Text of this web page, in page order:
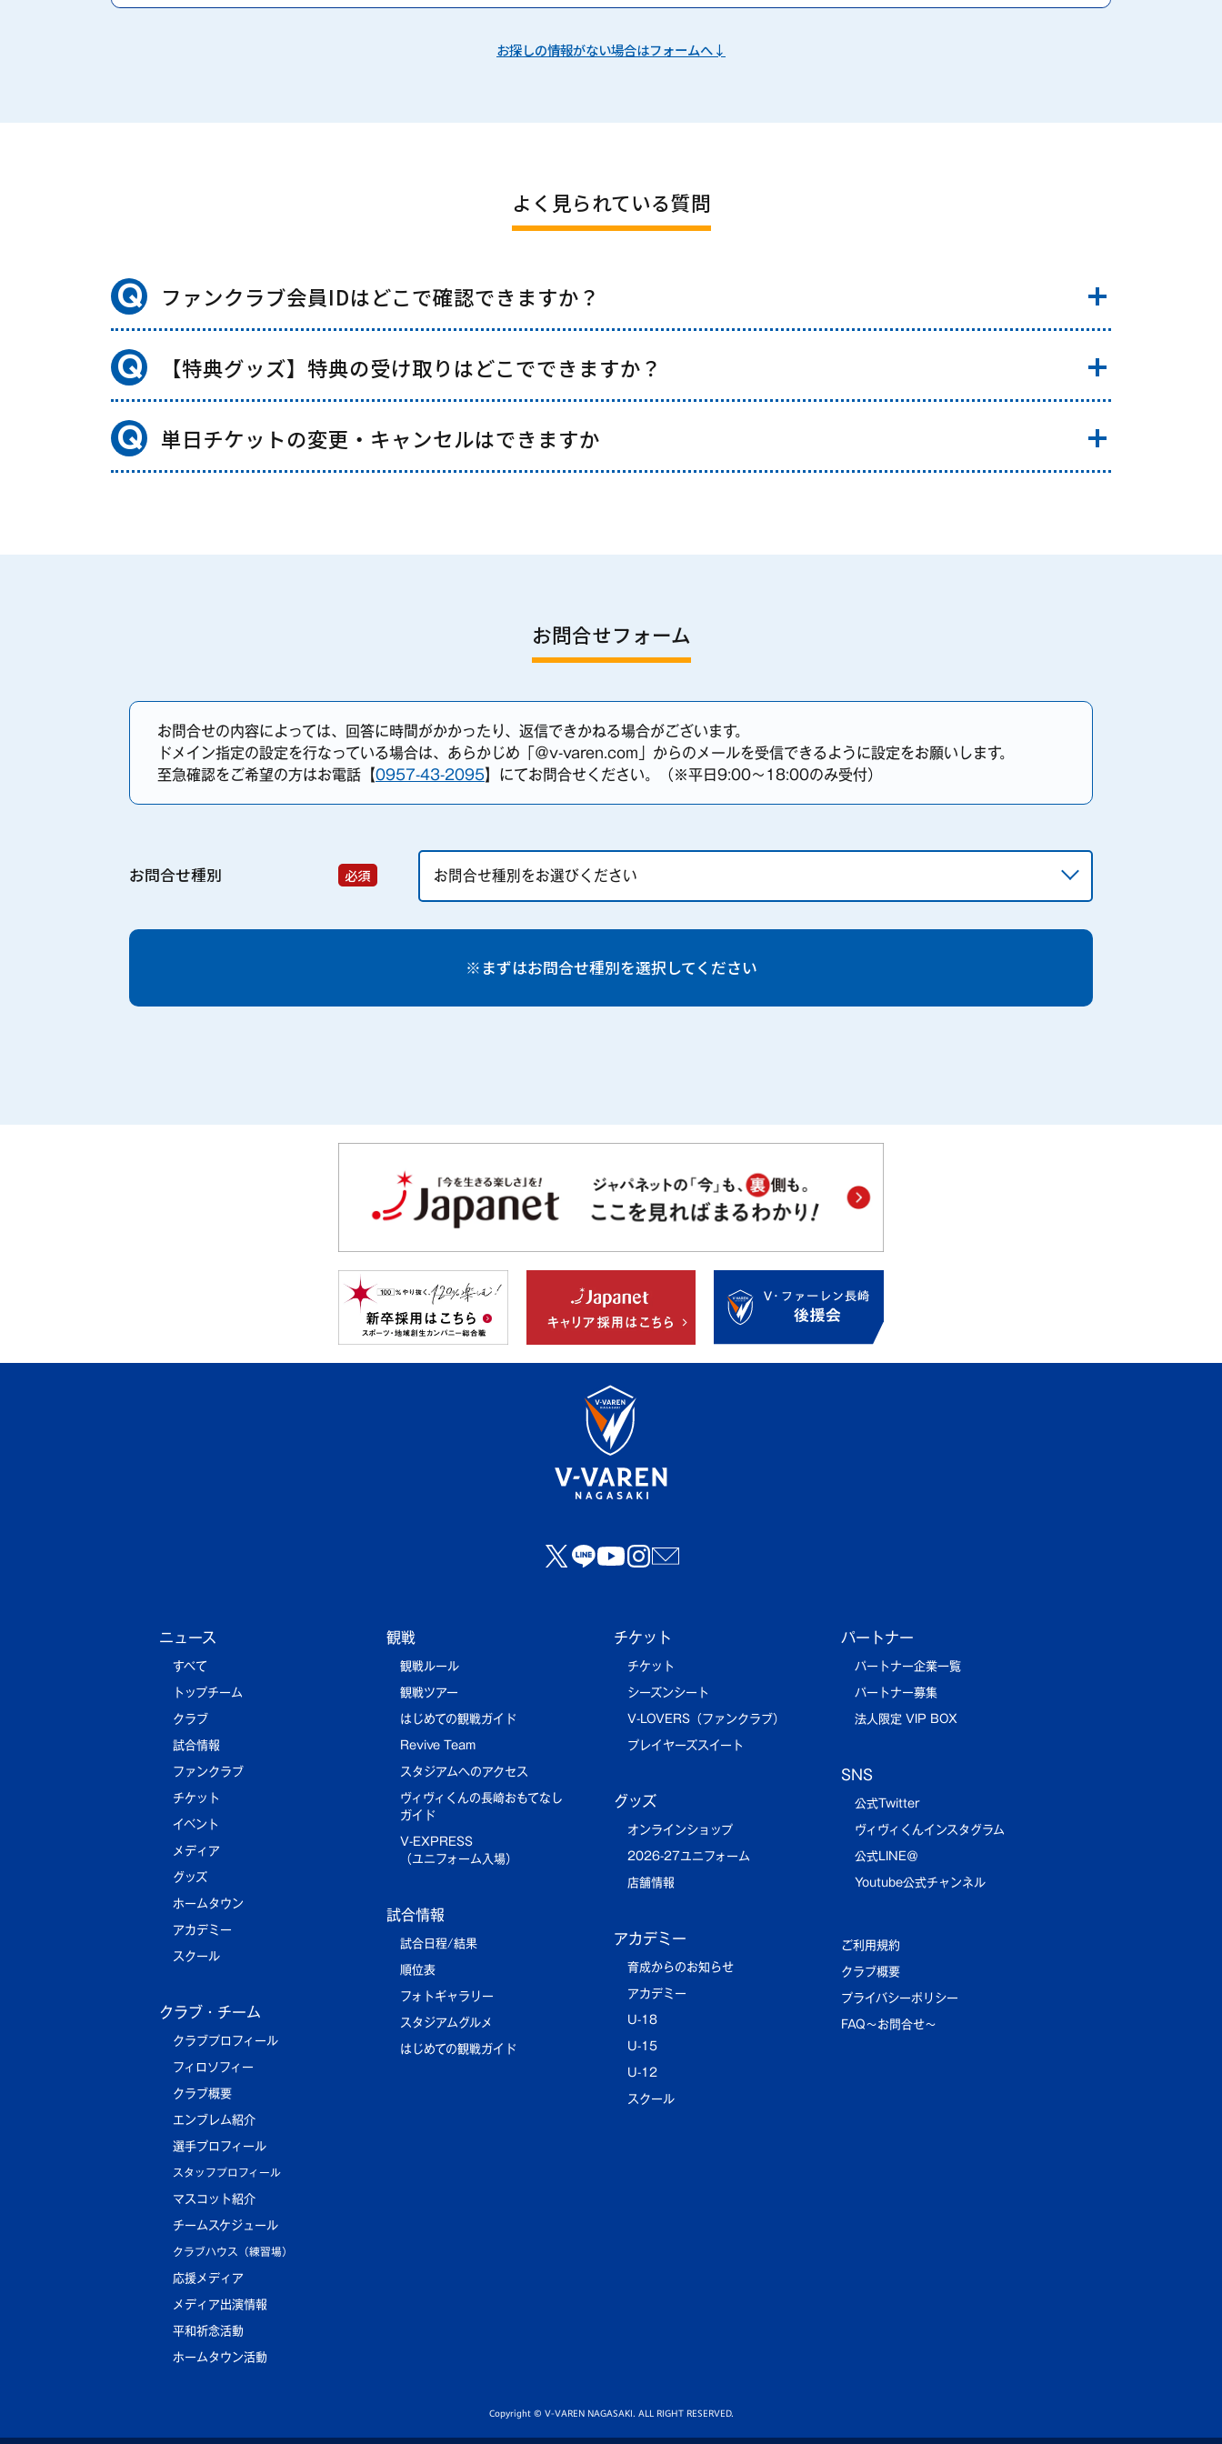
お探しの情報がない場合はフォームへ↓
よく見られている質問
Q ファンクラブ会員IDはどこで確認できますか？
Q 【特典グッズ】特典の受け取りはどこでできますか？
Q 単日チケットの変更・キャンセルはできますか
お問合せフォーム
お問合せの内容によっては、回答に時間がかかったり、返信できかねる場合がございます。
ドメイン指定の設定を行なっている場合は、あらかじめ「＠v-varen.com」からのメールを受信できるように設定をお願いします。
至急確認をご希望の方はお電話【0957-43-2095】にてお問合せください。（※平日9:00〜18:00のみ受付）
お問合せ種別 必須
※まずはお問合せ種別を選択してください
ニュース
すべて
トップチーム
クラブ
試合情報
ファンクラブ
チケット
イベント
メディア
グッズ
ホームタウン
アカデミー
スクール
クラブ・チーム
クラブプロフィール
フィロソフィー
クラブ概要
エンブレム紹介
選手プロフィール
スタッフプロフィール
マスコット紹介
チームスケジュール
クラブハウス（練習場）
応援メディア
メディア出演情報
平和祈念活動
ホームタウン活動
観戦
観戦ルール
観戦ツアー
はじめての観戦ガイド
Revive Team
スタジアムへのアクセス
ヴィヴィくんの長崎おもてなし
ガイド
V-EXPRESS
（ユニフォーム入場）
試合情報
試合日程/結果
順位表
フォトギャラリー
スタジアムグルメ
はじめての観戦ガイド
チケット
チケット
シーズンシート
V-LOVERS（ファンクラブ）
プレイヤーズスイート
グッズ
オンラインショップ
2026-27ユニフォーム
店舗情報
アカデミー
育成からのお知らせ
アカデミー
U-18
U-15
U-12
スクール
パートナー
パートナー企業一覧
パートナー募集
法人限定 VIP BOX
SNS
公式Twitter
ヴィヴィくんインスタグラム
公式LINE＠
Youtube公式チャンネル
ご利用規約
クラブ概要
プライバシーポリシー
FAQ〜お問合せ〜
Copyright © V-VAREN NAGASAKI. ALL RIGHT RESERVED.